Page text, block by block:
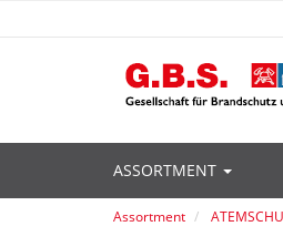
ASSORTMENT
Assortment